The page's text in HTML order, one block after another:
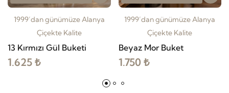
1999’dan günümüze Alanya
Çiçekte Kalite
13 Kırmızı Gül Buketi
1.625 ₺
1999’dan günümüze Alanya
Çiçekte Kalite
Beyaz Mor Buket
1.750 ₺